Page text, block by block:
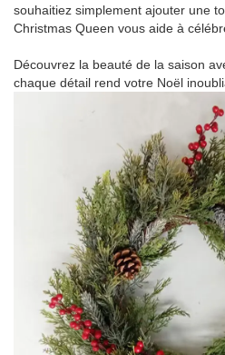
souhaitiez simplement ajouter une
Christmas Queen vous aide à
Découvrez la beauté de la saison
chaque détail rend votre Noël